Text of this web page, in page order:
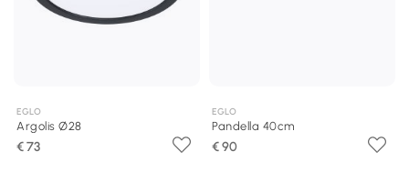
EGLO
Argolis Ø28
€ 73
EGLO
Pandella 40cm
€ 90